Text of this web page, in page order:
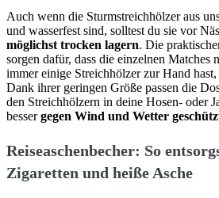
Auch wenn die Sturmstreichhölzer aus
und wasserfest sind, solltest du sie vor
möglichst trocken lagern. Die
sorgen dafür, dass die einzelnen Matches
immer einige Streichhölzer zur Hand
Dank ihrer geringen Größe passen die
den Streichhölzern in deine Hosen- oder
bessergegen Wind und Wetter
Reiseaschenbecher: So
Zigaretten und heiße Asche